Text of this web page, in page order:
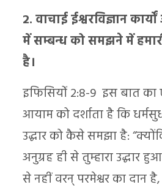
2. वाचाई ईश्वरविज्ञान
में सम्बन्ध को समझने में
है।
इफिसियोंं 2:8-9 इस बात का
आयाम को दर्शाता है कि
उद्धार को कैसे समझा है:
अनुग्रह ही से तुम्हारा उद्धार
से नहीं वरन् परमेश्वर का दान